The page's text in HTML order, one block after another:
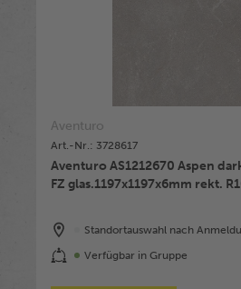
Aventuro
Art.-Nr.: 3728617
Aventuro AS1212670 Aspen
FZ glas.1197x1197x6mm
Standortauswahl nach
Verfügbar in Gruppe